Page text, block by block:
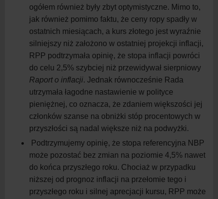
ogółem również były zbyt optymistyczne. Mimo to,
jak również pomimo faktu, że ceny ropy spadły w
ostatnich miesiącach, a kurs złotego jest wyraźnie
silniejszy niż założono w ostatniej projekcji inflacji,
RPP podtrzymała opinię, że stopa inflacji powróci
do celu 2,5% szybciej niż przewidywał sierpniowy
Raport o inflacji. Jednak równocześnie Rada
utrzymała łagodne nastawienie w polityce
pieniężnej, co oznacza, że zdaniem większości jej
członków szanse na obniżki stóp procentowych w
przyszłości są nadal większe niż na podwyżki.
Podtrzymujemy opinię, że stopa referencyjna NBP
może pozostać bez zmian na poziomie 4,5% nawet
do końca przyszłego roku. Chociaż w przypadku
niższej od prognoz inflacji na przełomie tego i
przyszłego roku i silnej aprecjacji kursu, RPP może